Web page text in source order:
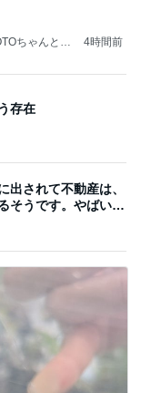
ちゃんとの
4時間前
存在
出されて不動産は、
そうです。やばいで